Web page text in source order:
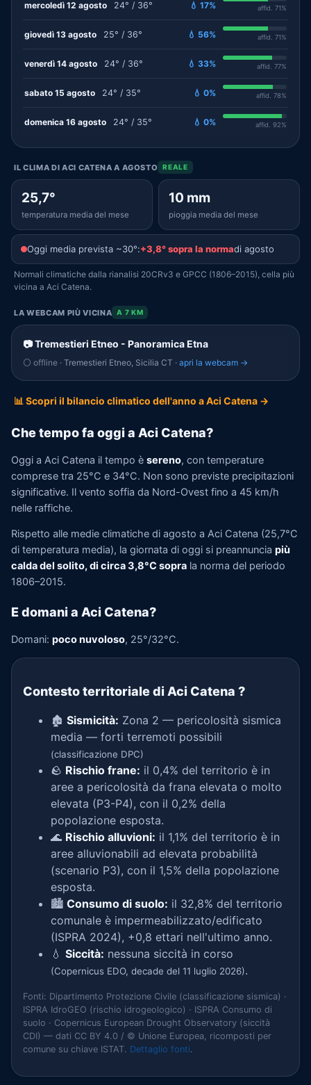
mercoledì 12 agosto 24° / 36° 💧 17% affid. 71%
giovedì 13 agosto 25° / 36° 💧 56% affid. 71%
venerdì 14 agosto 24° / 36° 💧 33% affid. 77%
sabato 15 agosto 24° / 35° 💧 0% affid. 78%
domenica 16 agosto 24° / 35° 💧 0% affid. 92%
IL CLIMA DI ACI CATENA A AGOSTO REALE
25,7°
temperatura media del mese
10 mm
pioggia media del mese
Oggi media prevista ~30°:+3,8° sopra la normadi agosto
Normali climatiche dalla rianalisi 20CRv3 e GPCC (1806–2015), cella più
vicina a Aci Catena.
LA WEBCAM PIÙ VICINA A 7 KM
📷 Tremestieri Etneo - Panoramica Etna
⚪ offline · Tremestieri Etneo, Sicilia CT · apri la webcam →
📊 Scopri il bilancio climatico dell'anno a Aci Catena →
Che tempo fa oggi a Aci Catena?
Oggi a Aci Catena il tempo è sereno, con temperature
comprese tra 25°C e 34°C. Non sono previste precipitazioni
significative. Il vento soffia da Nord-Ovest fino a 45 km/h
nelle raffiche.
Rispetto alle medie climatiche di agosto a Aci Catena (25,7°C
di temperatura media), la giornata di oggi si preannuncia più
calda del solito, di circa 3,8°C sopra la norma del periodo
1806–2015.
E domani a Aci Catena?
Domani: poco nuvoloso, 25°/32°C.
Contesto territoriale di Aci Catena ?
🏚️ Sismicità: Zona 2 — pericolosità sismica
media — forti terremoti possibili
(classificazione DPC)
🪨 Rischio frane: il 0,4% del territorio è in
aree a pericolosità da frana elevata o molto
elevata (P3-P4), con il 0,2% della
popolazione esposta.
🌊 Rischio alluvioni: il 1,1% del territorio è in
aree alluvionabili ad elevata probabilità
(scenario P3), con il 1,5% della popolazione
esposta.
🏙️ Consumo di suolo: il 32,8% del territorio
comunale è impermeabilizzato/edificato
(ISPRA 2024), +0,8 ettari nell'ultimo anno.
💧 Siccità: nessuna siccità in corso
(Copernicus EDO, decade del 11 luglio 2026).
Fonti: Dipartimento Protezione Civile (classificazione sismica) ·
ISPRA IdroGEO (rischio idrogeologico) · ISPRA Consumo di
suolo · Copernicus European Drought Observatory (siccità
CDI) — dati CC BY 4.0 / © Unione Europea, ricomposti per
comune su chiave ISTAT. Dettaglio fonti.